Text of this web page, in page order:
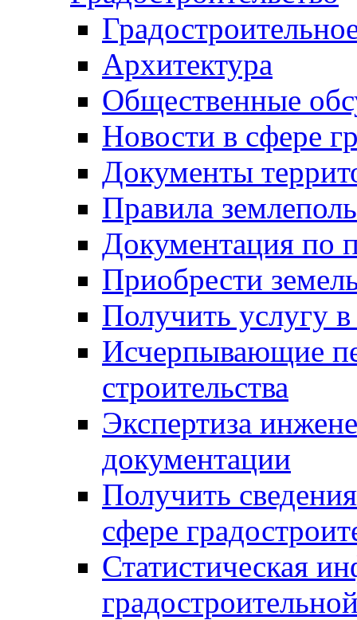
Архитектура
Общественные
Новости в сфере
Документы
Правила
Документация по
Приобрести
Получить услугу в
Исчерпывающие
строительства
Экспертиза
документации
Получить
сфере
Статистическая